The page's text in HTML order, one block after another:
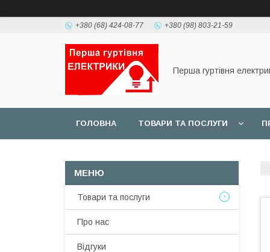
+380 (68) 424-08-77 +380 (98) 803-21-59
Перша гуртівня
ГОЛОВНА ТОВАРИ ТА ПОСЛУГИ
Товари та послуги
Про нас
Відгуки